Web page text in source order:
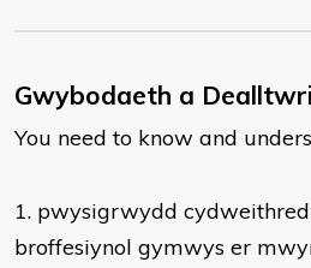
Gwybodaeth a
You need to know and
​1. pwysigrwydd
broffesiynol gymwys er